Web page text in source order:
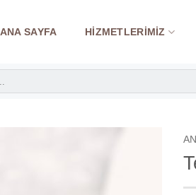
ANA SAYFA HIZMETLERIMIZ